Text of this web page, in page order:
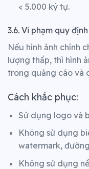
< 5.000 ký tự.
3.6. Vi phạm quy
Nếu hình ảnh chính
lượng thấp, thì hình
trong quảng cáo và
Cách khắc phục:
Sử dụng logo và
Không sử dụng
watermark,
Không sử dụng